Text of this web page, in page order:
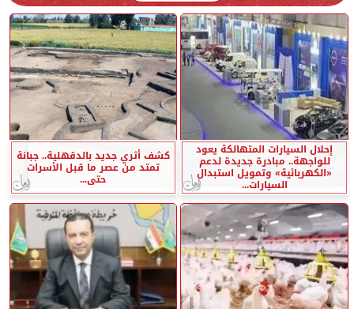
إحلال السيارات المتهالكة يعود
للواجهة.. مبادرة جديدة لدعم
«الكهربائية» وتمويل استبدال
السيارات...
كشف أثري جديد بالدقهلية.. جبانة
تمتد من عصر ما قبل الأسرات
حتى...